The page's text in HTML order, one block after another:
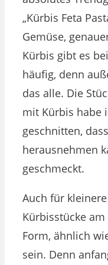
„Kürbis Feta
Gemüse,
Kürbis gibt es
häufig, denn
das alle. Die
mit Kürbis habe
geschnitten,
herausnehmen
geschmeckt.
Auch für
Kürbisstücke
Form, ähnlich
sein. Denn